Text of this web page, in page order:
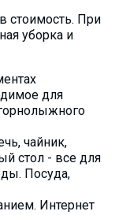
стоимость. При
уборка и
для
чайник,
стол - все для
Посуда,
Интернет